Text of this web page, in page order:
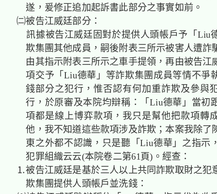
遂，爰修正追加起訴書此部分之事實如前。
㈡被告江威廷部分：
訊據被告江威廷固對於提供人頭帳戶予「Liu
欺集團其他成員，嗣後附表三所示被害人遭詐
由其指示附表三所示之車手提領，再由被告江
項交予「Liu德華」等詐欺集團成員等情不爭
錢部分之犯行，惟否認有何加重詐欺及參與
行，於原審及本院均辯稱：「Liu德華」當初
項都是線上博弈款項，我只是幫他把款項轉
他，我不知道這些款項涉及詐欺；本案我除了
東之外都不認識，只是聽「Liu德華」之指示
犯罪組織云云(本院卷二第61頁)。經查：
⒈被告江威廷是基於三人以上共同詐欺取財之犯
欺集團提供人頭帳戶並洗錢：